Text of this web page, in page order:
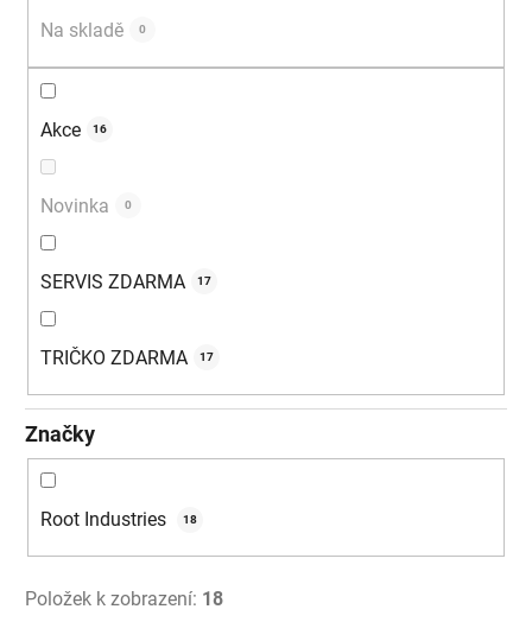
Na skladě 0
Akce 16
Novinka 0
SERVIS ZDARMA 17
TRIČKO ZDARMA 17
Značky
Root Industries 18
Položek k zobrazení: 18